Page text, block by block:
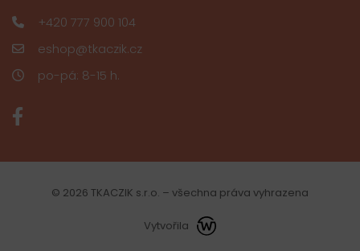
+420 777 900 104
eshop@tkaczik.cz
po-pá: 8-15 h.
© 2026 TKACZIK s.r.o. – všechna práva vyhrazena
Vytvořila